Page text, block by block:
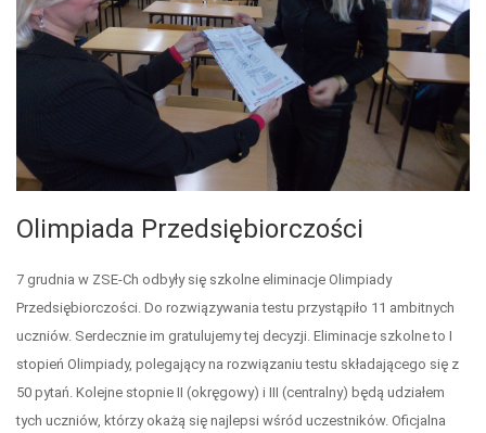
Olimpiada Przedsiębiorczości
7 grudnia w ZSE-Ch odbyły się szkolne eliminacje Olimpiady
Przedsiębiorczości. Do rozwiązywania testu przystąpiło 11 ambitnych
uczniów. Serdecznie im gratulujemy tej decyzji. Eliminacje szkolne to I
stopień Olimpiady, polegający na rozwiązaniu testu składającego się z
50 pytań. Kolejne stopnie II (okręgowy) i III (centralny) będą udziałem
tych uczniów, którzy okażą się najlepsi wśród uczestników. Oficjalna